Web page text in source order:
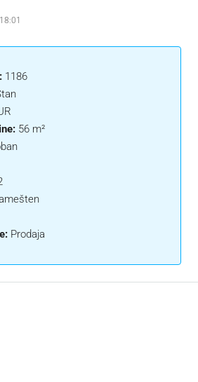
1186
56 m²
Prodaja